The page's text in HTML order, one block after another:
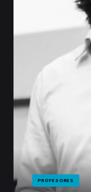
PROFESORES